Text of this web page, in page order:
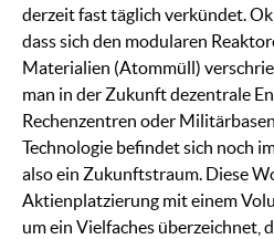
derzeit fast täglich verkündet.
dass sich den modularen
Materialien (Atommüll)
man in der Zukunft dezentrale
Rechenzentren oder
Technologie befindet sich noch
also ein Zukunftstraum. Diese
Aktienplatzierung mit einem
um ein Vielfaches überzeichnet,